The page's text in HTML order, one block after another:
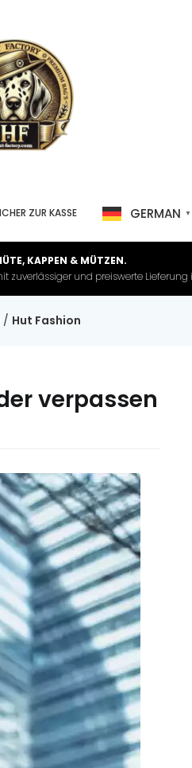
ZUR KASSE GERMAN ▼
KAPPEN & MÜTZEN.
und preiswerte Lieferung in
/ Hut Fashion
verpassen